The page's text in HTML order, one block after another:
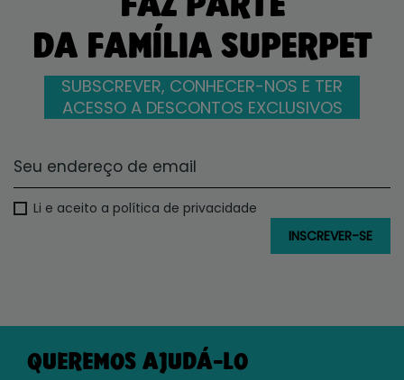
DA FAMÍLIA SUPERPET
SUBSCREVER, CONHECER-NOS E TER
ACESSO A DESCONTOS EXCLUSIVOS
Li e aceito a política de privacidade
QUEREMOS AJUDÁ-LO